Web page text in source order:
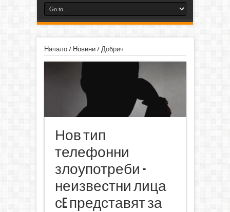
Начало/ Новини/ Добрич
Нов тип
телефонни
злоупотреби -
неизвестни лица
сe представят за